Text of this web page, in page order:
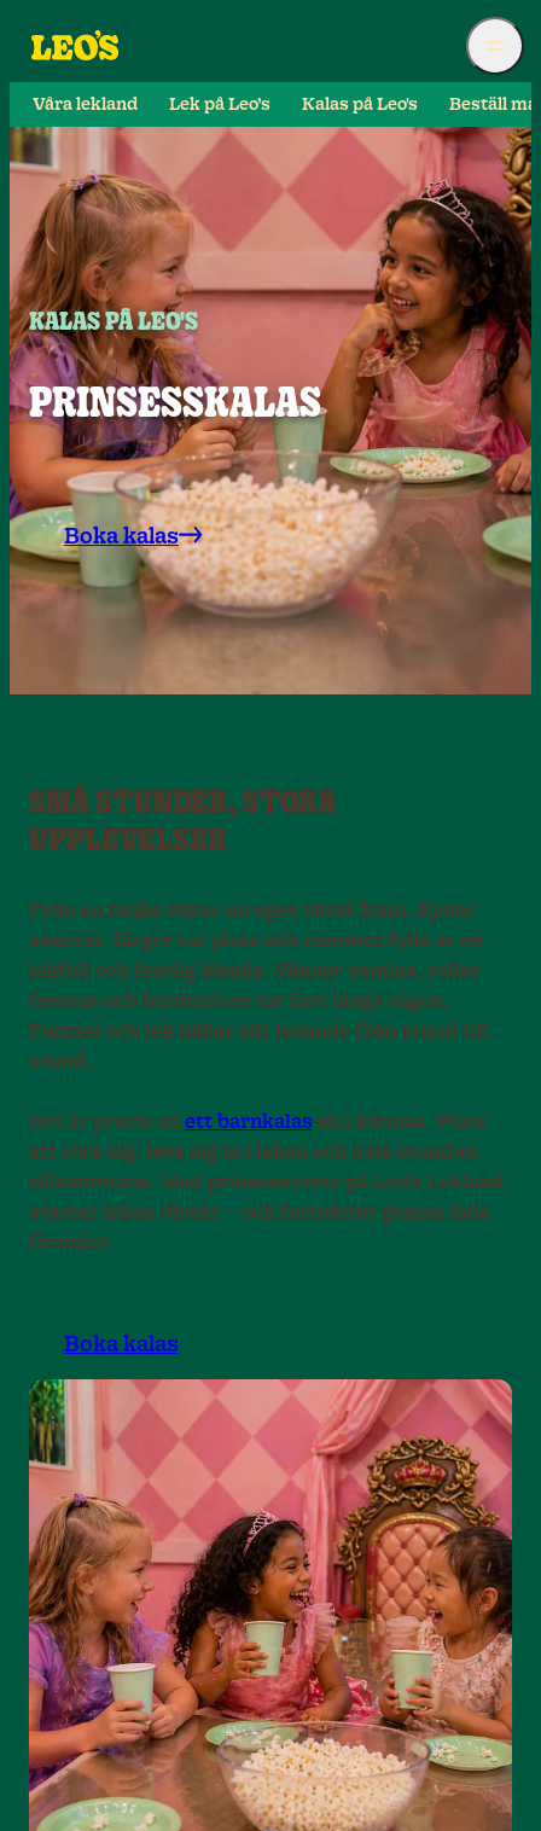
Våra lekland Lek på Leo’s Kalas på Leo's Beställ
PRINSESSKALAS
KALAS PÅ LEO'S
Boka kalas
SMÅ STUNDER, STORA
UPPLEVELSER
Från en tanke växer en egen värld fram. Kjolar
snurrar, färger tar plats och rummet fylls av en
lekfull och festlig känsla. Vänner samlas, roller
formas och berättelser tar fart längs vägen.
Fantasi och lek håller allt levande från stund till
stund.
Det är precis så ett barnkalas ska kännas. Plats
att röra sig, leva sig in i leken och dela stunden
tillsammans. Med prinsesstema på Leo’s Lekland
startar leken direkt – och fortsätter genom hela
firandet.
Boka kalas